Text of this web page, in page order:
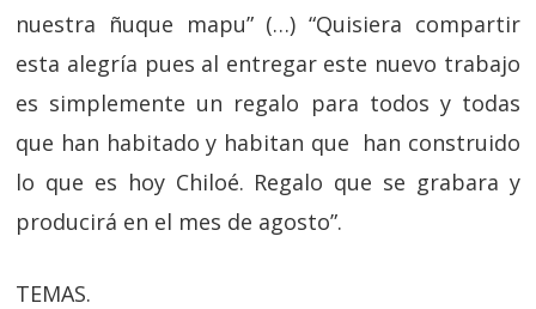
nuestra ñuque mapu” (…) “Quisiera compartir
esta alegría pues al entregar este nuevo trabajo
es simplemente un regalo para todos y todas
que han habitado y habitan que han construido
lo que es hoy Chiloé. Regalo que se grabara y
producirá en el mes de agosto”.
TEMAS.